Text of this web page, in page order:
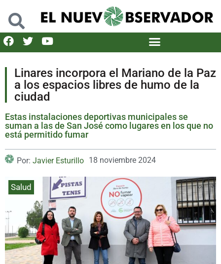
Linares incorpora el Mariano de la Paz
a los espacios libres de humo de la
ciudad
Estas instalaciones deportivas municipales se
suman a las de San José como lugares en los que no
está permitido fumar
Por: Javier Esturillo 18 noviembre 2024
Salud